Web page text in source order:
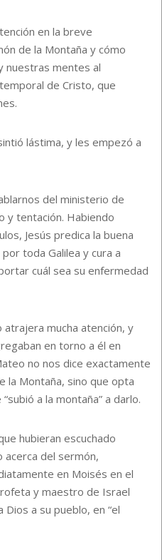
en la breve
de la Montaña y cómo
nuestras mentes al
de Cristo, que
lástima, y les empezó a
del ministerio de
y tentación. Habiendo
Jesús predica la buena
toda Galilea y cura a
cuál sea su enfermedad
mucha atención, y
en torno a él en
no nos dice exactamente
la Montaña, sino que opta
a la montaña” a darlo.
hubieran escuchado
acerca del sermón,
en Moisés en el
y maestro de Israel
a su pueblo, en “el